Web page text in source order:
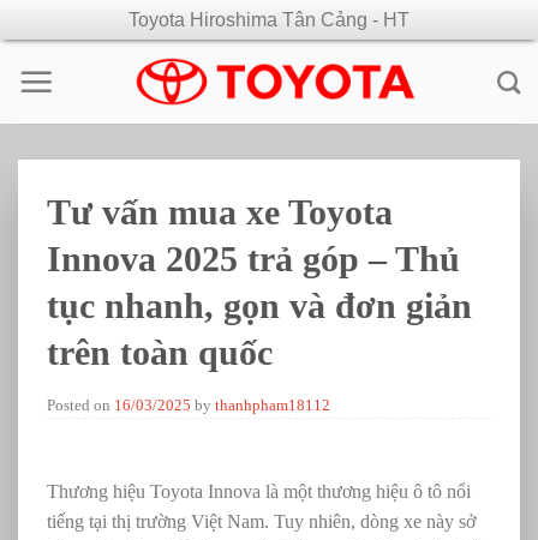
to
content
Toyota Hiroshima Tân Cảng - HT
Tư vấn mua xe Toyota
Innova 2025 trả góp – Thủ
tục nhanh, gọn và đơn giản
trên toàn quốc
Posted on 16/03/2025 by thanhpham18112
Thương hiệu Toyota Innova là một thương hiệu ô tô nổi
tiếng tại thị trường Việt Nam. Tuy nhiên, dòng xe này sở